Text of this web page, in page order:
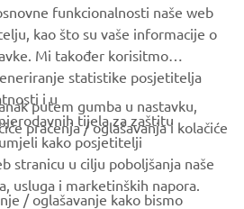
funkcionalnosti naše web
kao što su vaše informacije o
Mi također korisitmo
statistike posjetitelja
i u
tijela za zaštitu
kako posjetitelji
stranicu u cilju poboljšanja naše
usluga i marketinških napora.
putem gumba u nastavku,
praćenja / oglašavanja i kolačiće
/ oglašavanje kako bismo